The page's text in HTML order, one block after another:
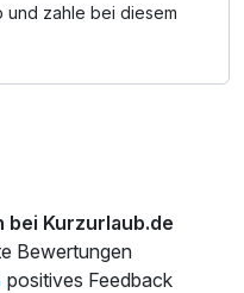
und zahle bei diesem
bei Kurzurlaub.de
Bewertungen
positives Feedback